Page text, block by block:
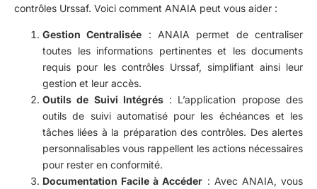
contrôles Urssaf. Voici comment ANAIA peut vous aider :
Gestion Centralisée : ANAIA permet de centraliser
toutes les informations pertinentes et les documents
requis pour les contrôles Urssaf, simplifiant ainsi leur
gestion et leur accès.
Outils de Suivi Intégrés: L’application propose des
outils de suivi automatisé pour les échéances et les
tâches liées à la préparation des contrôles. Des alertes
personnalisables vous rappellent les actions nécessaires
pour rester en conformité.
Documentation Facile à Accéder : Avec ANAIA, vous